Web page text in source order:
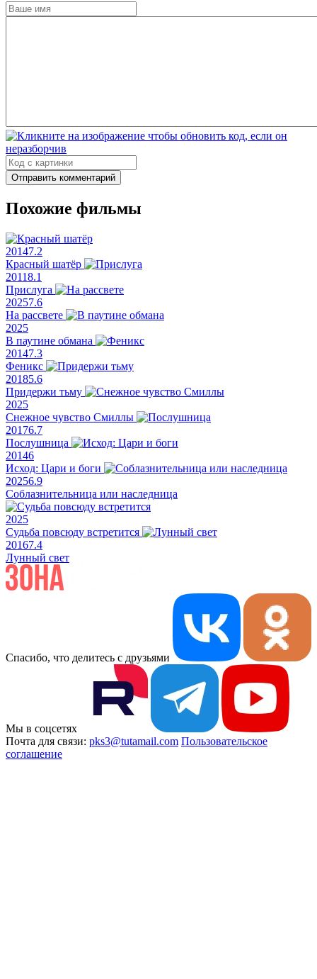
Отправить комментарий
Похожие фильмы
20147.2
Красный шатёр
20118.1
Прислуга
20257.6
На рассвете
2025
В паутине обмана
20147.3
Феникс
20185.6
Придержи тьму
2025
Снежное чувство Смиллы
20176.7
Послушница
20146
Исход: Цари и боги
20256.9
Соблазнительница или наследница
2025
Судьба повсюду встретится
20167.4
Лунный свет
Спасибо, что делитесь с друзьями
Мы в соцсетях
Почта для связи: pks3@tutamail.com Пользовательское
соглашение